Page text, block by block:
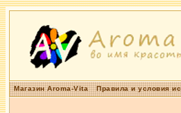
Магазин Aroma-Vita Правила и условия